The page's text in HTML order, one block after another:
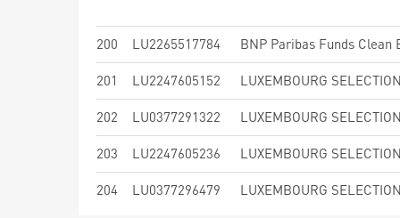
200 LU2265517784
201 LU2247605152
202 LU0377291322
203 LU2247605236
204 LU0377296479